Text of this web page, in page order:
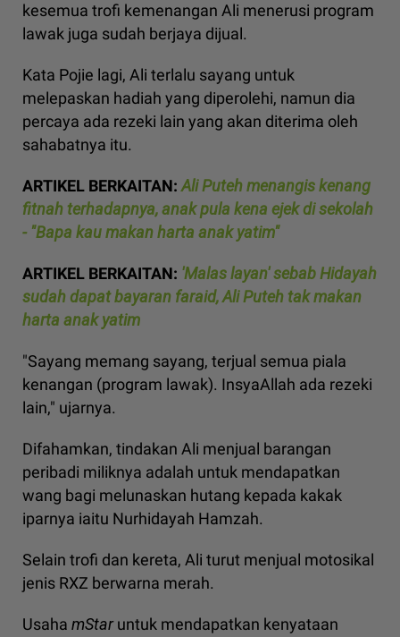
kesemua trofi kemenangan Ali menerusi program
lawak juga sudah berjaya dijual.
Kata Pojie lagi, Ali terlalu sayang untuk
melepaskan hadiah yang diperolehi, namun dia
percaya ada rezeki lain yang akan diterima oleh
sahabatnya itu.
ARTIKEL BERKAITAN:Ali Puteh menangis kenang
fitnah terhadapnya, anak pula kena ejek di sekolah
- "Bapa kau makan harta anak yatim"
ARTIKEL BERKAITAN: 'Malas layan' sebab Hidayah
sudah dapat bayaran faraid, Ali Puteh tak makan
harta anak yatim
"Sayang memang sayang, terjual semua piala
kenangan (program lawak). InsyaAllah ada rezeki
lain," ujarnya.
Difahamkan, tindakan Ali menjual barangan
peribadi miliknya adalah untuk mendapatkan
wang bagi melunaskan hutang kepada kakak
iparnya iaitu Nurhidayah Hamzah.
Selain trofi dan kereta, Ali turut menjual motosikal
jenis RXZ berwarna merah.
Usaha mStaruntuk mendapatkan kenyataan